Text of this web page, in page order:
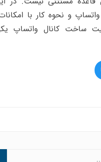
و نحوه کار با
ساخت کانال واتساپ